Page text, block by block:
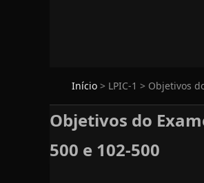
Início > LPIC-1 > Objetivos
Objetivos do
500 e 102-500